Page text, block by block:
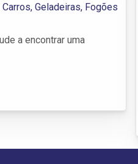
Geladeiras, Fogões
a encontrar uma